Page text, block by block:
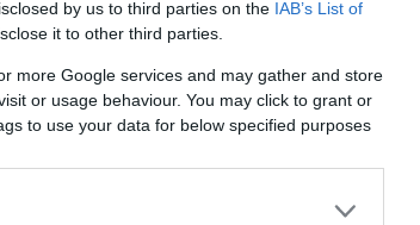
by us to third parties on the IAB’s List of
it to other third parties.
more Google services and may gather and store
or usage behaviour. You may click to grant or
to use your data for below specified purposes
Boys Bajos csajok
Baldurs Gate 3
Balogh Mix Stúdió
Mónika Bánfalvi
István Barát Attia